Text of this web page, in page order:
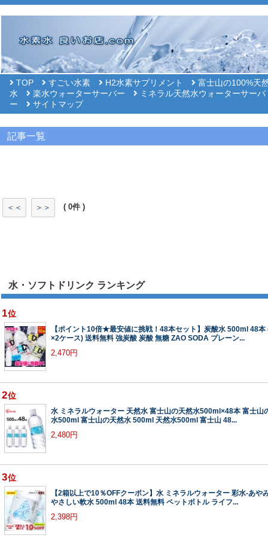
TOP すごい水素 H2水素サプリメント
富士山の100%天
水
楽水ウォーターサーバー
ミネラル天然水ウォーターサーバ
ー
サイトマップ
記事一覧
＜＜ ＞＞ ( 0件 )
水・ソフトドリンク ランキング
1位
【ポイント10倍★最安値に挑戦！48本セット】炭酸水 500ml 48本
×2ケース) 送料無料 強炭酸 炭酸 無糖 ZAO SODA プレーン...
2,470円
2位
水 ミネラルウォーター 天然水 富士山の天然水500ml×48本 富士山
水500ml 富士山の天然水 500ml 天然水500ml 富士山 48...
2,480円
3位
【2箱以上で10％OFFクーポン】水 ミネラルウォーター 彩水-あや
やさしい軟水 500ml 48本 送料無料 ペットボトル ライフ...
2,398円